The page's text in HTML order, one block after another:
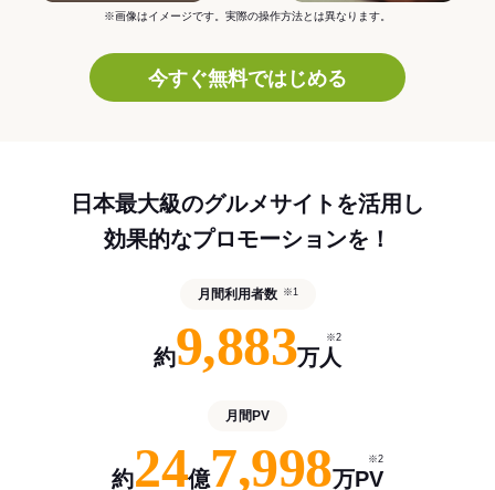
※画像はイメージです。実際の操作方法とは異なります。
今すぐ無料ではじめる
日本最大級のグルメサイトを活用し
効果的なプロモーションを！
月間利用者数 ※1
約9,883万人
※2
月間PV
約24億7,998万PV
※2